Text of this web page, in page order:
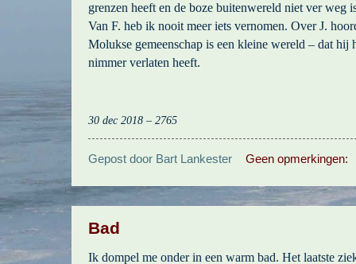
grenzen heeft en de boze buitenwereld niet ver weg
Van F. heb ik nooit meer iets vernomen. Over J.
Molukse gemeenschap is een kleine wereld – dat hij
nimmer verlaten heeft.
30 dec 2018 – 2765
Gepost door Bart Lankester Geen opmerkingen:
Bad
Ik dompel me onder in een warm bad. Het laatste